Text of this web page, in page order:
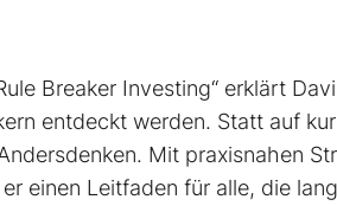
Breaker Investing“ erklärt
entdeckt werden. Statt auf
Mit praxisnahen
einen Leit­faden für alle, die